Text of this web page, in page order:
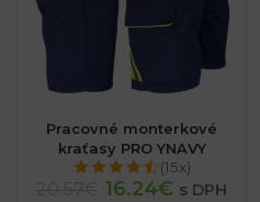
Pracovné monterkové
kraťasy PRO YNAVY
(15x)
16.24€ s DPH